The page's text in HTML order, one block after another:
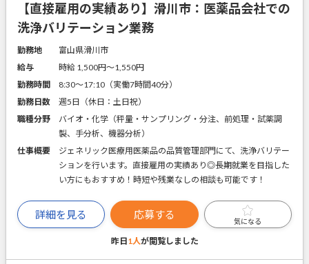
【直接雇用の実績あり】滑川市：医薬品会社での
洗浄バリテーション業務
勤務地
富山県滑川市
給与
時給 1,500円〜1,550円
勤務時間
8:30～17:10（実働7時間40分）
勤務日数
週5日（休日：土日祝）
職種分野
バイオ・化学（秤量・サンプリング・分注、前処理・試薬調
製、手分析、機器分析）
仕事概要
ジェネリック医療用医薬品の品質管理部門にて、洗浄バリテー
ションを行います。直接雇用の実績あり◎長期就業を目指した
い方にもおすすめ！時短や残業なしの相談も可能です！
詳細を見る 応募する
気になる
昨日1人が閲覧しました